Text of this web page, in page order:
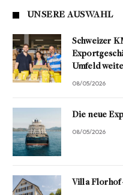
UNSERE AUSWAHL
Schweizer
Umfeld
08/05/2026
Die neue
08/05/2026
Villa Florhof